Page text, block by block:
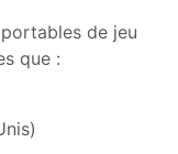
de jeu
que :